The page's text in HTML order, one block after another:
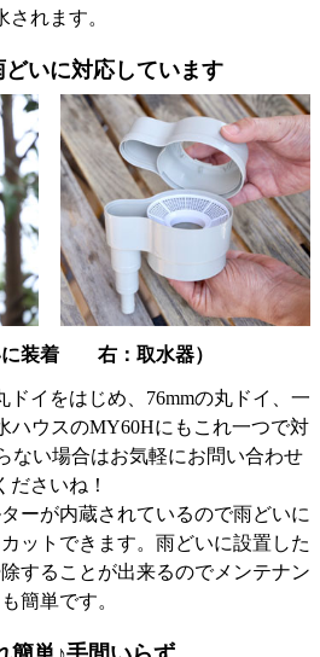
図的に取水口の高さを15㎝上
く機能しています)
んな方法もありますと紹介する
マッチするのではないかと思い
び方としてオーバーフロー対策
一つとして取り上げているサイ
トも多いため)
逸だと思います。アウトドア好
るように中間色で更に展開があ
売れると思います。
☆5つの満点です。
されます。
いに対応しています
に装着 右：取水器）
ドイをはじめ、76mmの丸ドイ、一
ハウスのMY60Hにもこれ一つで対
ない場合はお気軽にお問い合わせ
ださいね！
ーが内蔵されているので雨どいに
ットできます。雨どいに設置した
することが出来るのでメンテナン
簡単です。